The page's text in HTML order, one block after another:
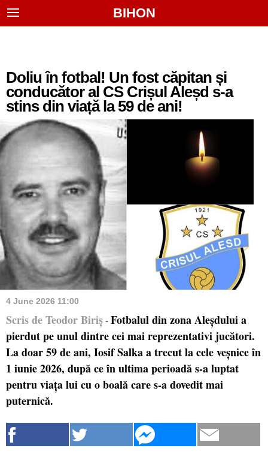
BIHON
Doliu în fotbal! Un fost căpitan și
conducător al CS Crișul Aleșd s-a
stins din viață la 59 de ani!
4 June 2026 11:00
Scris de Teodor Biriș - Fotbalul din zona Aleșdului a
pierdut pe unul dintre cei mai reprezentativi jucători.
La doar 59 de ani, Iosif Salka a trecut la cele veșnice în
1 iunie 2026, după ce în ultima perioadă s-a luptat
pentru viața lui cu o boală care s-a dovedit mai
puternică.